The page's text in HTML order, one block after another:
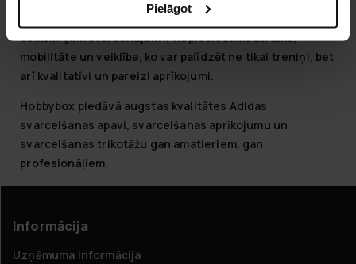
Pielāgot
Veiksmīgam svarceltājam ir nepieciešams ātrums,
mobilitāte un veiklība, ko var palīdzēt ne tikai treniņi, bet
arī kvalitatīvi un pareizi aprīkojumi.
Hobbybox piedāvā augstas kvalitātes Adidas
svarcelšanas apavi, svarcelšanas aprīkojumu un
svarcelšanas trikotāžu gan amatieriem, gan
profesionāļiem.
Informācija
Uzņēmuma informācija